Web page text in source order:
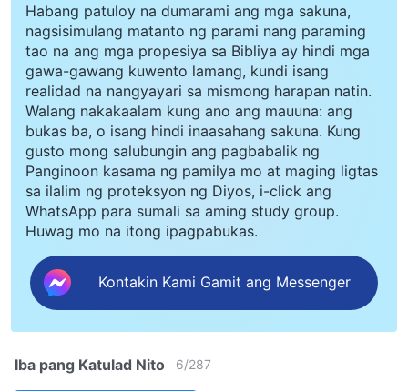
Habang patuloy na dumarami ang mga sakuna,
nagsisimulang matanto ng parami nang paraming
tao na ang mga propesiya sa Bibliya ay hindi mga
gawa-gawang kuwento lamang, kundi isang
realidad na nangyayari sa mismong harapan natin.
Walang nakakaalam kung ano ang mauuna: ang
bukas ba, o isang hindi inaasahang sakuna. Kung
gusto mong salubungin ang pagbabalik ng
Panginoon kasama ng pamilya mo at maging ligtas
sa ilalim ng proteksyon ng Diyos, i-click ang
WhatsApp para sumali sa aming study group.
Huwag mo na itong ipagpabukas.
Kontakin Kami Gamit ang Messenger
Iba pang Katulad Nito 6/287